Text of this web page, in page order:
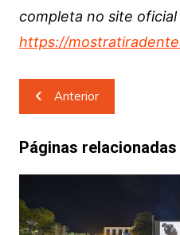
completa no site
https://
Navegação
de
Post
Anterior
Páginas relacionadas